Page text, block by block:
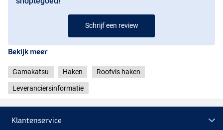
Schrijf een review
Bekijk meer
Gamakatsu Haken Roofvis haken
Leveranciersinformatie
Klantenservice